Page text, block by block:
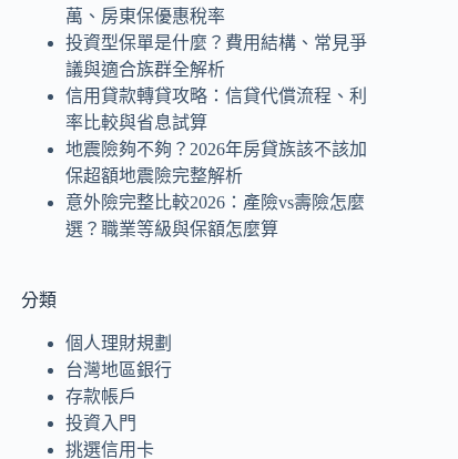
萬、房東保優惠稅率
投資型保單是什麼？費用結構、常見爭
議與適合族群全解析
信用貸款轉貸攻略：信貸代償流程、利
率比較與省息試算
地震險夠不夠？2026年房貸族該不該加
保超額地震險完整解析
意外險完整比較2026：產險vs壽險怎麼
選？職業等級與保額怎麼算
分類
個人理財規劃
台灣地區銀行
存款帳戶
投資入門
挑選信用卡